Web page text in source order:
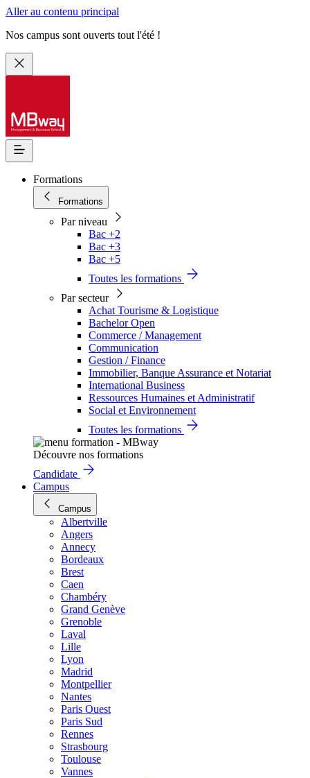
Aller au contenu principal
Nos campus sont ouverts tout l'été !
Formations
Formations
Par niveau
Bac +2
Bac +3
Bac +5
Toutes les formations
Par secteur
Achat Tourisme & Logistique
Bachelor Open
Commerce / Management
Communication
Gestion / Finance
Immobilier, Banque Assurance et Notariat
International Business
Ressources Humaines et Administratif
Social et Environnement
Toutes les formations
Découvre nos formations
Candidate
Campus
Campus
Albertville
Angers
Annecy
Bordeaux
Brest
Caen
Chambéry
Grand Genève
Grenoble
Laval
Lille
Lyon
Madrid
Montpellier
Nantes
Paris Ouest
Paris Sud
Rennes
Strasbourg
Toulouse
Vannes